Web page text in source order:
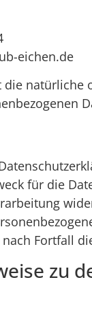
eichen.de
natürliche
für die
Fortfall
zu